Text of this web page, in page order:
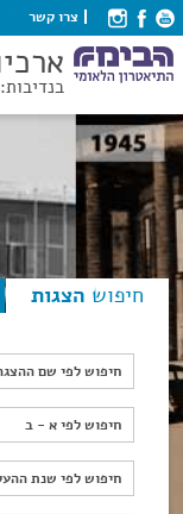
צרו קשר
חיפוש הצגות
חיפוש לפי שם
חיפוש לפי א - ב
חיפוש לפי א - ב
חיפוש לפי שנת
חיפוש לפי שנת